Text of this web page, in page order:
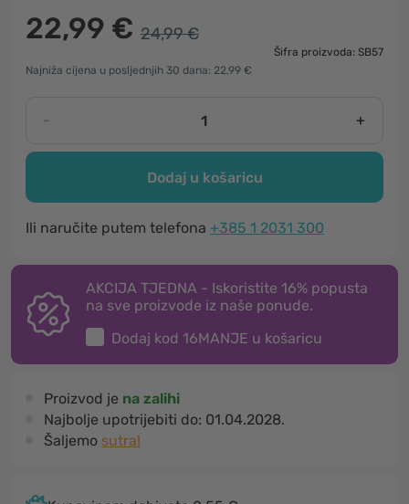
22,99 € 24,99 €
Šifra proizvoda: SB57
Najniža cijena u posljednjih 30 dana: 22,99 €
- +
Dodaj u košaricu
Ili naručite putem telefona +385 1 2031 300
AKCIJA TJEDNA - Iskoristite 16% popusta
na sve proizvode iz naše ponude.
Dodaj kod 16MANJE u košaricu
Proizvod je na zalihi
Najbolje upotrijebiti do: 01.04.2028.
Šaljemo sutra!